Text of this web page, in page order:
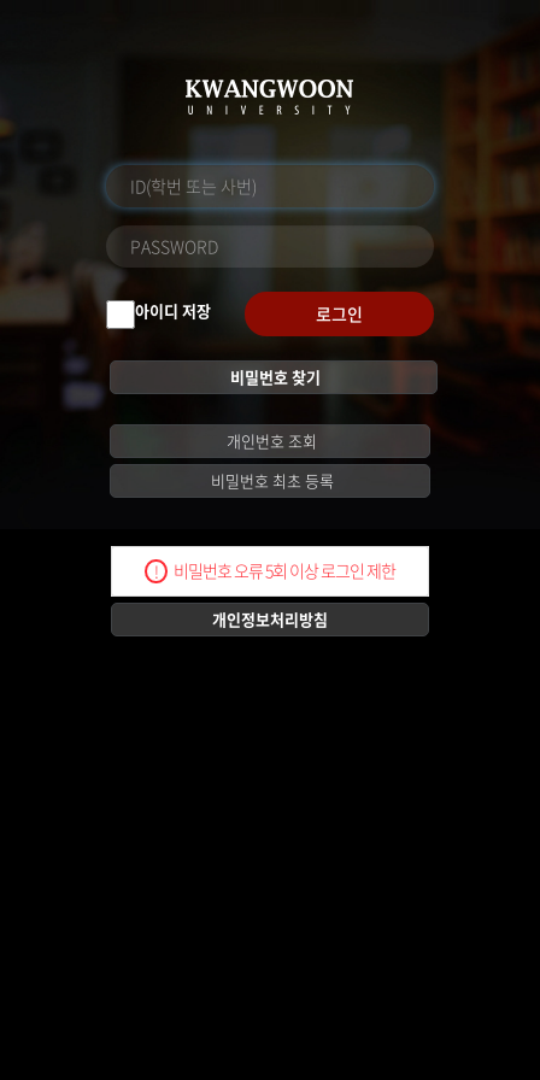
아이디 저장 로그인
비밀번호 찾기
개인번호 조회
비밀번호 최초 등록
! 비밀번호 오류 5회 이상 로그인 제한
개인정보처리방침